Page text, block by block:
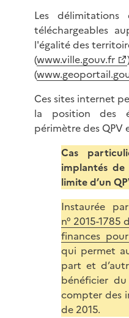
Les
téléchargeables
l'égalité des
(www.ville.gouv.fr
(
Ces sites internet
la position des
périmètre des QPV
Cas
implantés
limite d’un
Instaurée
n° 2015-
finances
qui permet
part et
bénéficier
compter des
de 2015.